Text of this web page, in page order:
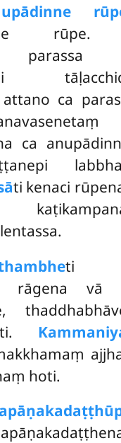
ca
ca
ti kenaci
rāgena vā
hoti.